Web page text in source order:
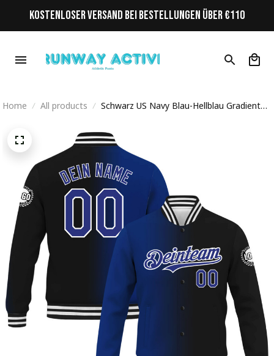
KOSTENLOSER VERSAND BEI BESTELLUNGEN ÜBER €110
Home All products
Schwarz US Navy Blau-Hellblau Gradient